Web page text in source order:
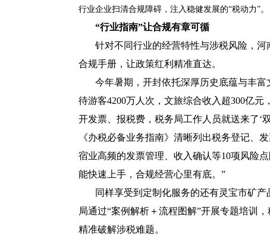
行业企业扫清合规障碍，注入稳健发展的“税动力”。
“行业指南”让合规有章可循
针对不同行业的经营特性与涉税风险，河
合规手册，让政策红利精准直达。
今年暑期，开封依托深厚历史底蕴与丰
待游客4200万人次，文旅综合收入超300亿
开发票、报税费，税务局工作人员就送来了‘
《办税必备业务指南》清晰列出税务登记、
宿业高频的发票管理、收入确认等10项风险
能快速上手，合规经营心里有底。”
同样享受到定制化服务的还有灵宝市矿
局通过“案例解析＋流程图解”开展专题培训
精准破解涉税难题。